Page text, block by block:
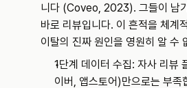
니다 (Coveo, 2023). 그들이 남
바로 리뷰입니다. 이 흔적을 체계
이탈의 진짜 원인을 영원히 알 수
1단계 데이터 수집: 자사 리뷰
이버, 앱스토어)만으로는 부족